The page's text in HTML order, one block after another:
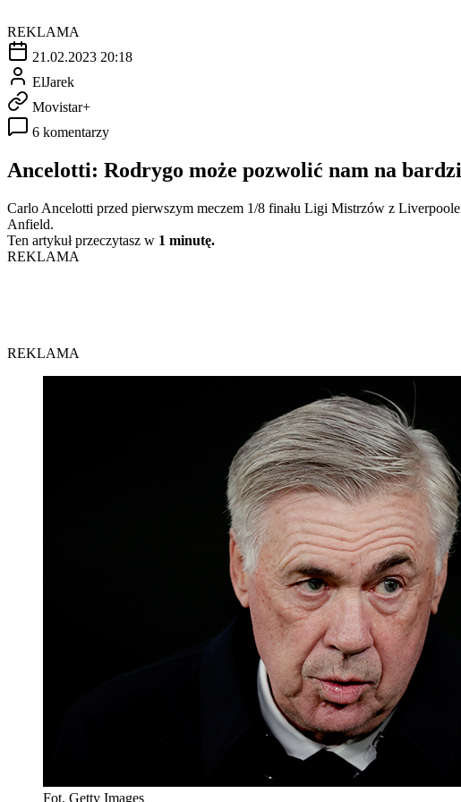
REKLAMA
21.02.2023 20:18
ElJarek
Movistar+
6 komentarzy
Ancelotti: Rodrygo może pozwolić nam na
Carlo Ancelotti przed pierwszym meczem 1/8 finału Ligi Mistrzów z
Anfield.
Ten artykuł przeczytasz w 1 minutę.
REKLAMA
REKLAMA
Fot. Getty Images